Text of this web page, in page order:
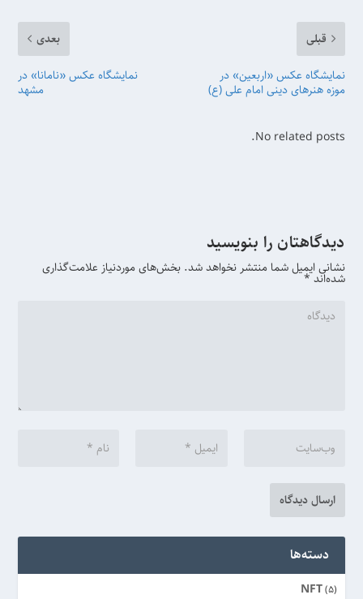
قبلی
نمایشگاه عکس «اربعین» در
موزه هنرهای دینی امام علی (ع)
بعدی
نمایشگاه عکس «نامانا» در
مشهد
No related posts.
دیدگاهتان را بنویسید
نشانی ایمیل شما منتشر نخواهد شد. بخش‌های موردنیاز علامت‌گذاری
شده‌اند*
دسته‌ها
NFT(5)